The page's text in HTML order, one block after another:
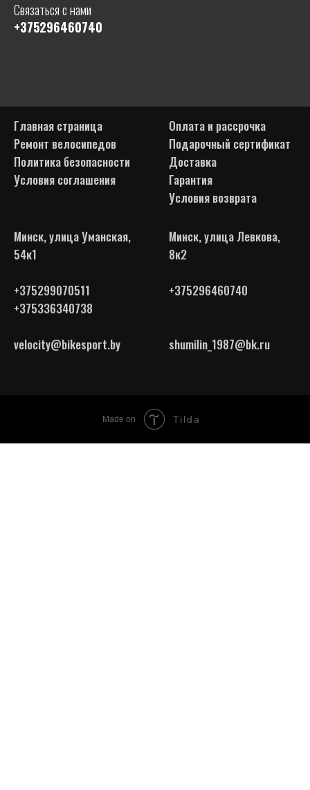
Связаться с нами
+375296460740
Главная страница
Ремонт велосипедов
Политика безопасности
Условия соглашения
Оплата и рассрочка
Подарочный сертификат
Доставка
Гарантия
Условия возврата
Минск, улица Уманская,
54к1
+375299070511
+375336340738
velocity@bikesport.by
Минск, улица Левкова,
8к2
+375296460740
shumilin_1987@bk.ru
Made on Tilda